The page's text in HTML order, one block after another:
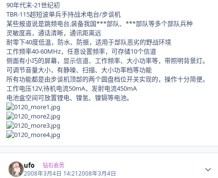
90年代末-21世纪初
TBR-115超短波单兵手持战术电台/步谈机
某些报道说是跳频电台,装备我国***部队、***部队等多个部队兵种
灵敏度高，通话清晰，通讯距离远
耐零下40度低温，防水、防振，适用于部队恶劣的野战环境
工作频率40-60MHz，任意设置频率，可存储10个信道
侧面有小巧的屏幕，显示信道、工作频率、大小功率等，带照明背景灯。
可调节音量大小，有静噪、扫描、大小功率档等功能
所有功能都是由步谈机顶部的两个圆盘档位开关实现的，操作十分简便。
工作电压12V,待机电流50mA，发射电流450mA
电池盒空间可放置锂电、镍氢、镍镉等电池。
ufo 钻石会员
2008年3月4日 14:212008年3月4日